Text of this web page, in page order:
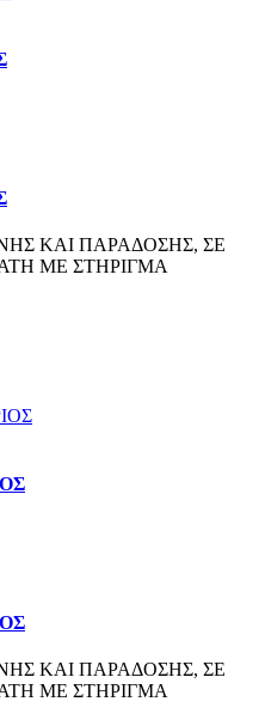
ΚΑΙ ΠΑΡΑΔΟΣΗΣ, ΣΕ
ΜΕ ΣΤΗΡΙΓΜΑ
ΚΑΙ ΠΑΡΑΔΟΣΗΣ, ΣΕ
ΜΕ ΣΤΗΡΙΓΜΑ